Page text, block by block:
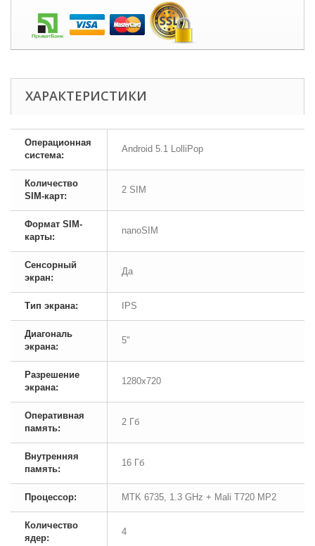
ХАРАКТЕРИСТИКИ
Операционная
система:
Android 5.1 LolliPop
Количество
SIM-карт:
2 SIM
Формат SIM-
карты:
nanoSIM
Сенсорный
экран:
Да
Тип экрана: IPS
Диагональ
экрана:
5"
Разрешение
экрана:
1280х720
Оперативная
память:
2 Гб
Внутренняя
память:
16 Гб
Процессор: MTK 6735, 1.3 GHz + Mali T720 MP2
Количество
ядер:
4